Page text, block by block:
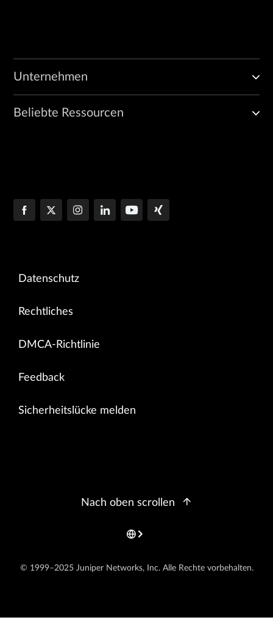
Unternehmen
Beliebte Ressourcen
Datenschutz
Rechtliches
DMCA-Richtlinie
Feedback
Sicherheitslücke melden
© 1999–2025 Juniper Networks, Inc. Alle Rechte vorbehalten.
Nach oben scrollen